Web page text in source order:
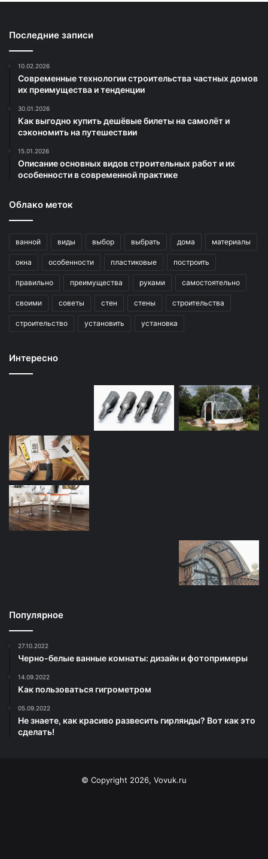
Последние записи
10.02.2026
Современные технологии строительства частных домов
их преимущества и тенденции
30.01.2026
Как выгодно купить дешёвые билеты на самолёт и
сэкономить на путешествии
15.01.2026
Описание основных видов строительных работ и их
особенности в современной практике
Облако меток
ванной виды выбор выбрать дома материалы
окна особенности пластиковые построить
правильно преимущества руками самостоятельно
своими советы стен стены строительства
строительство установить установка
Интересно
Популярное
27.10.2022
Черно-белые ванные комнаты: дизайн и фотопримеры
14.09.2022
Как пользоваться гигрометром
05.09.2022
Не знаете, как красиво развесить гирлянды? Вот как это
сделать!
© Copyright 2026, Vovuk.ru